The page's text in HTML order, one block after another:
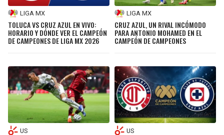
LIGA MX
TOLUCA VS CRUZ AZUL EN VIVO:
HORARIO Y DÓNDE VER EL CAMPEÓN
DE CAMPEONES DE LIGA MX 2026
LIGA MX
CRUZ AZUL, UN RIVAL INCÓMODO
PARA ANTONIO MOHAMED EN EL
CAMPEÓN DE CAMPEONES
US US